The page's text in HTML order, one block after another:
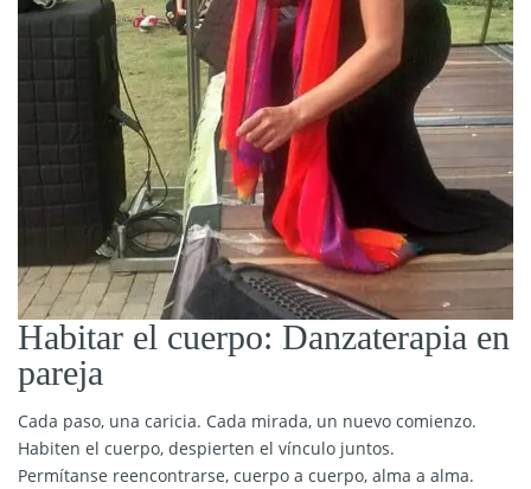
Habitar el cuerpo: Danzaterapia en
pareja
Cada paso, una caricia. Cada mirada, un nuevo comienzo.
Habiten el cuerpo, despierten el vínculo juntos.
Permítanse reencontrarse, cuerpo a cuerpo, alma a alma.